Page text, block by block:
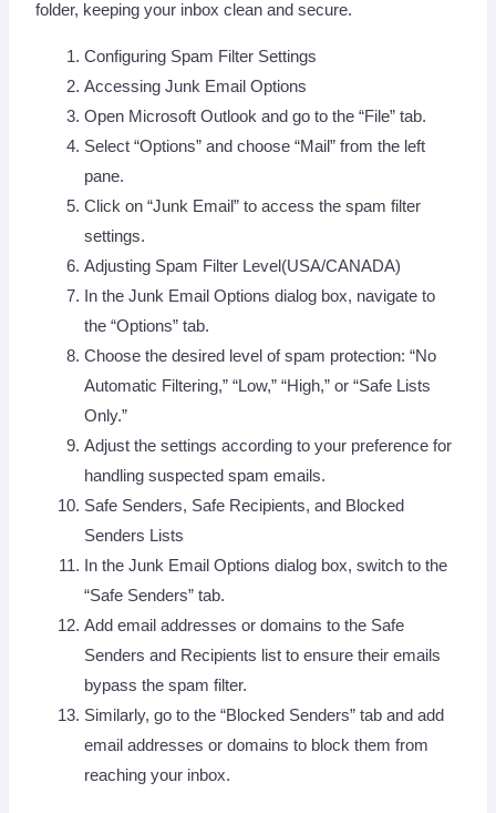
folder, keeping your inbox clean and secure.
Configuring Spam Filter Settings
Accessing Junk Email Options
Open Microsoft Outlook and go to the “File” tab.
Select “Options” and choose “Mail” from the left
pane.
Click on “Junk Email” to access the spam filter
settings.
Adjusting Spam Filter Level(USA/CANADA)
In the Junk Email Options dialog box, navigate to
the “Options” tab.
Choose the desired level of spam protection: “No
Automatic Filtering,” “Low,” “High,” or “Safe Lists
Only.”
Adjust the settings according to your preference for
handling suspected spam emails.
Safe Senders, Safe Recipients, and Blocked
Senders Lists
In the Junk Email Options dialog box, switch to the
“Safe Senders” tab.
Add email addresses or domains to the Safe
Senders and Recipients list to ensure their emails
bypass the spam filter.
Similarly, go to the “Blocked Senders” tab and add
email addresses or domains to block them from
reaching your inbox.